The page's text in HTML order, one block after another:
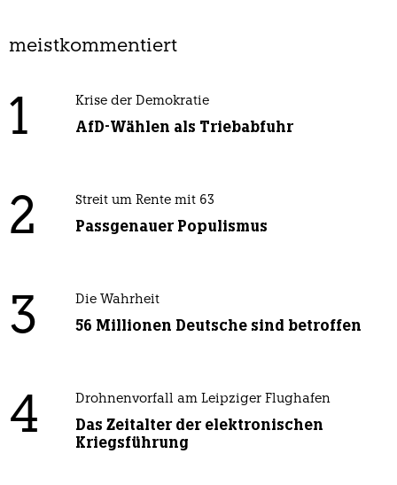
meistkommentiert
1 Krise der Demokratie
AfD-Wählen als Triebabfuhr
2 Streit um Rente mit 63
Passgenauer Populismus
3 Die Wahrheit
56 Millionen Deutsche sind betroffen
4 Drohnenvorfall am Leipziger Flughafen
Das Zeitalter der elektronischen
Kriegsführung